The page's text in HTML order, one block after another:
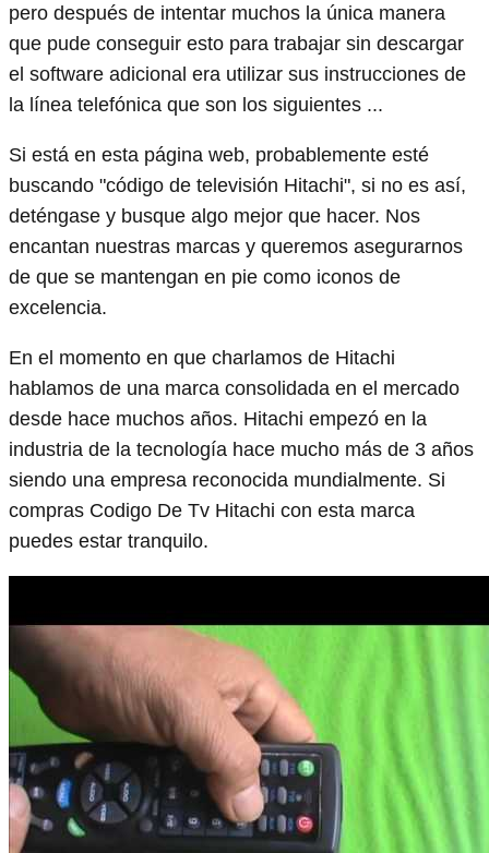
pero después de intentar muchos la única manera
que pude conseguir esto para trabajar sin descargar
el software adicional era utilizar sus instrucciones de
la línea telefónica que son los siguientes ...
Si está en esta página web, probablemente esté
buscando "código de televisión Hitachi", si no es así,
deténgase y busque algo mejor que hacer. Nos
encantan nuestras marcas y queremos asegurarnos
de que se mantengan en pie como iconos de
excelencia.
En el momento en que charlamos de Hitachi
hablamos de una marca consolidada en el mercado
desde hace muchos años. Hitachi empezó en la
industria de la tecnología hace mucho más de 3 años
siendo una empresa reconocida mundialmente. Si
compras Codigo De Tv Hitachi con esta marca
puedes estar tranquilo.